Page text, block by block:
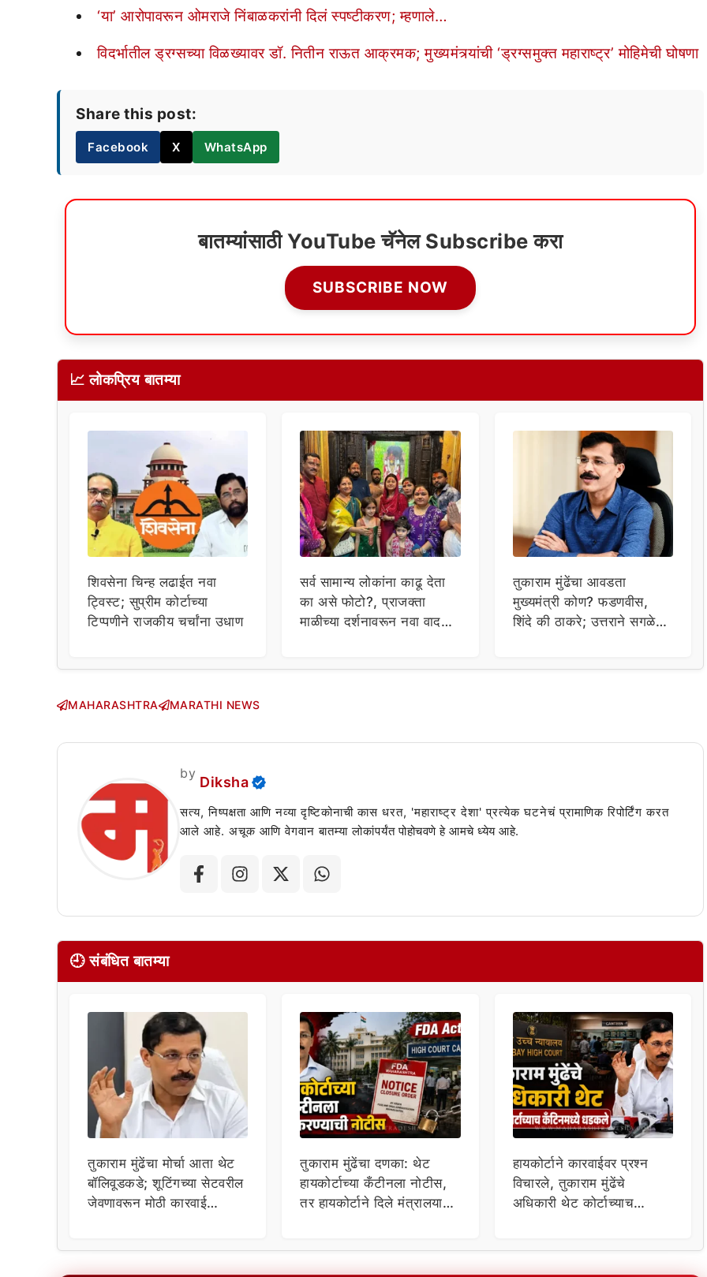
‘या’ आरोपावरून ओमराजे निंबाळकरांनी दिलं स्पष्टीकरण; म्हणाले…
विदर्भातील ड्रग्सच्या विळख्यावर डॉ. नितीन राऊत आक्रमक; मुख्यमंत्र्यांची ‘ड्रग्समुक्त महाराष्ट्र’ मोहिमेची घोषणा
Share this post:
Facebook X WhatsApp
बातम्यांसाठी YouTube चॅनेल Subscribe करा
SUBSCRIBE NOW
📈 लोकप्रिय बातम्या
शिवसेना चिन्ह लढाईत नवा
ट्विस्ट; सुप्रीम कोर्टाच्या
टिप्पणीने राजकीय चर्चांना उधाण
सर्व सामान्य लोकांना काढू देता
का असे फोटो?, प्राजक्ता
माळीच्या दर्शनावरून नवा वाद;
तुकाराम मुंढेंचा आवडता
मुख्यमंत्री कोण? फडणवीस,
शिंदे की ठाकरे; उत्तराने सगळेच
MAHARASHTRA MARATHI NEWS
by
Diksha
सत्य, निष्पक्षता आणि नव्या दृष्टिकोनाची कास धरत, 'महाराष्ट्र देशा' प्रत्येक घटनेचं प्रामाणिक रिपोर्टिंग करत
आले आहे. अचूक आणि वेगवान बातम्या लोकांपर्यंत पोहोचवणे हे आमचे ध्येय आहे.
🕘 संबंधित बातम्या
तुकाराम मुंढेंचा मोर्चा आता थेट
बॉलिवूडकडे; शूटिंगच्या सेटवरील
जेवणावरून मोठी कारवाई
तुकाराम मुंढेंचा दणका: थेट
हायकोर्टाच्या कँटीनला नोटीस,
तर हायकोर्टाने दिले मंत्रालयाची
हायकोर्टाने कारवाईवर प्रश्न
विचारले, तुकाराम मुंढेंचे
अधिकारी थेट कोर्टाच्याच